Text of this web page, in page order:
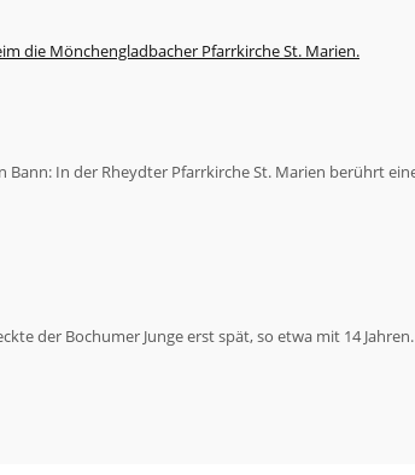
In der Rheydter Pfarrkirche St. Marien berührt
der Bochumer Junge erst spät, so etwa mit 14